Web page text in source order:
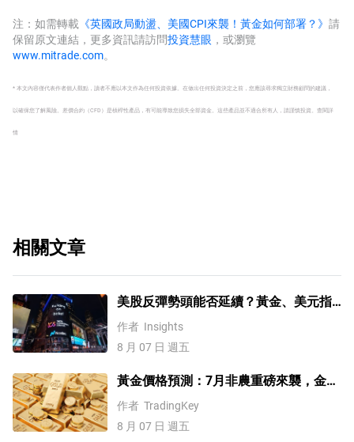
注：如需轉載 《英國政局動盪、美國CPI來襲！黃金如何部署？》 請
保留原文連結，更多資訊請訪問投資慧眼 ，或瀏覽
www.mitrade.com。
* 本文內容僅代表作者個人觀點，讀者不應以本文作為任何投資依據。在做出任何投資決定之前，您應該尋求獨立財務顧問的建議，
以確保您了解風險。 差價合約（CFD）是槓桿性產品，有可能導致您損失全部資金。這些產品並不適合所有人，請謹慎投資。 查閱詳
情
相關文章
美股反彈勢頭能否延續？黃金、美元指
數、費半指數、納指100技術分析
作者 Insights
8 月 07 日 週五
黃金價格預測：7月非農重磅來襲，金價
站上4300美元後還能漲嗎？
作者 TradingKey
8 月 07 日 週五